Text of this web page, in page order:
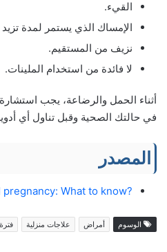
القيء.
الإمساك الذي يستمر لمدة
نزيف من المستقيم.
لا فائدة من استخدام الملينات.
أثناء الحمل والرضاعة، يجب
في حالتك الصحية وقبل تناول أي
المصدر
?Constipation and pregnancy: What to know
الوسوم أمراض علاجات منزلية